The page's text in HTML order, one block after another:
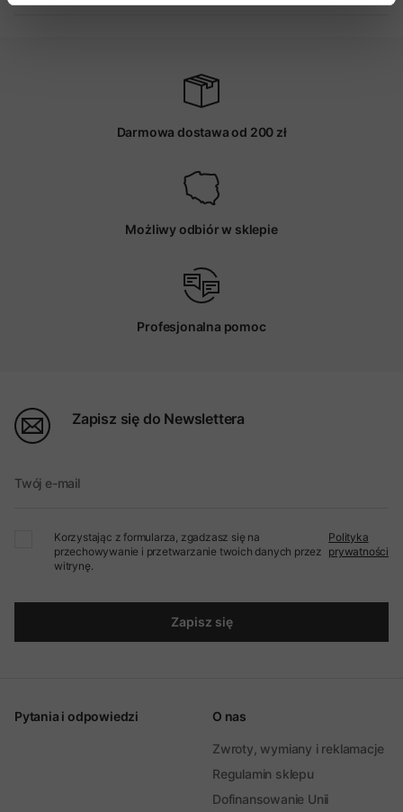
Darmowa dostawa od 200 zł
Możliwy odbiór w sklepie
Profesjonalna pomoc
Zapisz się do Newslettera
Twój e-mail
Korzystając z formularza, zgadzasz się na
przechowywanie i przetwarzanie twoich danych przez
witrynę.
Polityka
prywatności
Zapisz się
Pytania i odpowiedzi O nas
Zwroty, wymiany i reklamacje
Regulamin sklepu
Dofinansowanie Unii